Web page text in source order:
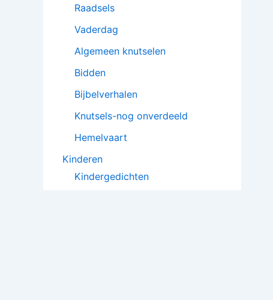
Raadsels
Vaderdag
Algemeen knutselen
Bidden
Bijbelverhalen
Knutsels-nog onverdeeld
Hemelvaart
Kinderen
Kindergedichten